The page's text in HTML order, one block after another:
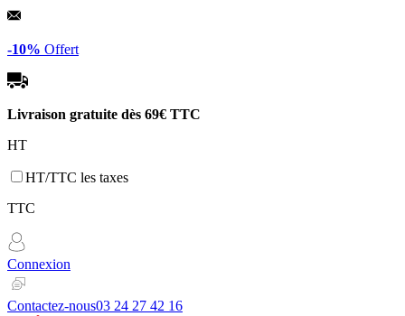
Panneau de gestion des cookies
-10% Offert
Livraison gratuite dès 69€ TTC
HT
HT/TTC les taxes
TTC
Connexion
Contactez-nous03 24 27 42 16